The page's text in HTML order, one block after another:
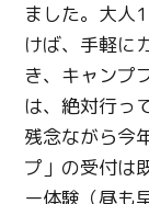
ました。大人
けば、手軽に
き、キャンプ
は、絶対行っ
残念ながら今
プ」の受付は
ー体験（昼も